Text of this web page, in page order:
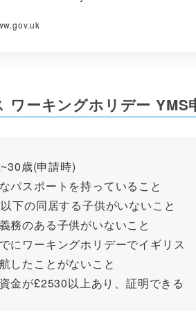
ワーキングホリデー YMS
歳(申請時)
パスポートを持っていること
下の同居する子供がいないこと
務のある子供がいないこと
にワーキングホリデーでイギリス
したことがないこと
金が£2530以上あり、証明できる